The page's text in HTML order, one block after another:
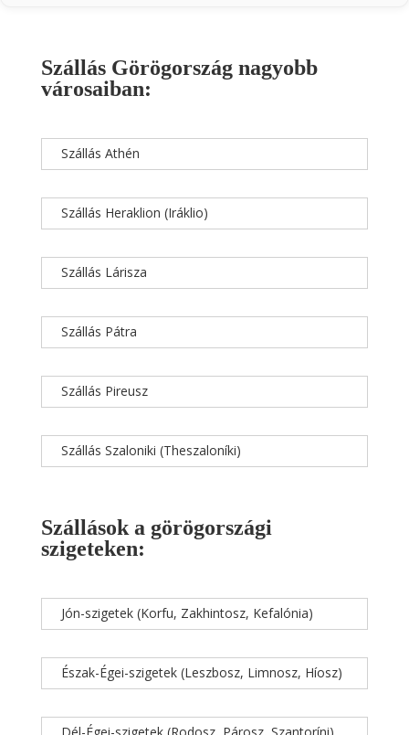
Szállás Görögország nagyobb
városaiban:
Szállás Athén
Szállás Heraklion (Iráklio)
Szállás Lárisza
Szállás Pátra
Szállás Pireusz
Szállás Szaloniki (Theszaloníki)
Szállások a görögországi
szigeteken:
Jón-szigetek (Korfu, Zakhintosz, Kefalónia)
Észak-Égei-szigetek (Leszbosz, Limnosz, Híosz)